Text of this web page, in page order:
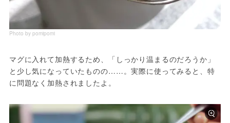
Photo by pomipomi
マグに入れて加熱するため、「しっかり温まるのだろうか」
と少し気になっていたものの……。実際に使ってみると、特
に問題なく加熱されましたよ。